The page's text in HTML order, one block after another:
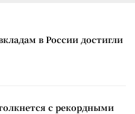
в России достигли
с рекордными